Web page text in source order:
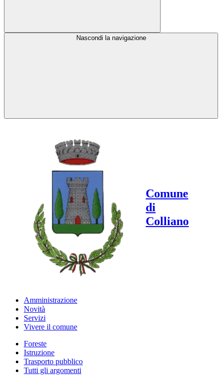
Nascondi la navigazione
Comune
di
Colliano
Amministrazione
Novità
Servizi
Vivere il comune
Foreste
Istruzione
Trasporto pubblico
Tutti gli argomenti